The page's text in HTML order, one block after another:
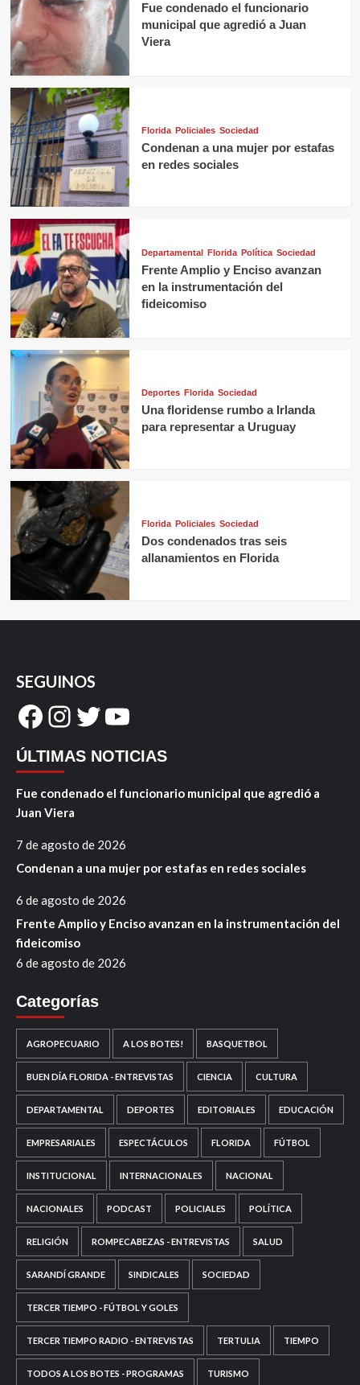
Fue condenado el funcionario
municipal que agredió a Juan
Viera
Florida Policiales Sociedad
Condenan a una mujer por estafas
en redes sociales
Departamental Florida Política Sociedad
Frente Amplio y Enciso avanzan
en la instrumentación del
fideicomiso
Deportes Florida Sociedad
Una floridense rumbo a Irlanda
para representar a Uruguay
Florida Policiales Sociedad
Dos condenados tras seis
allanamientos en Florida
SEGUINOS
Facebook
Instagram
Twitter
YouTube
ÚLTIMAS NOTICIAS
Fue condenado el funcionario municipal que agredió a
Juan Viera
7 de agosto de 2026
Condenan a una mujer por estafas en redes sociales
6 de agosto de 2026
Frente Amplio y Enciso avanzan en la instrumentación del
fideicomiso
6 de agosto de 2026
Categorías
AGROPECUARIO A LOS BOTES! BASQUETBOL
BUEN DÍA FLORIDA - ENTREVISTAS CIENCIA CULTURA
DEPARTAMENTAL DEPORTES EDITORIALES EDUCACIÓN
EMPRESARIALES ESPECTÁCULOS FLORIDA FÚTBOL
INSTITUCIONAL INTERNACIONALES NACIONAL
NACIONALES PODCAST POLICIALES POLÍTICA
RELIGIÓN ROMPECABEZAS - ENTREVISTAS SALUD
SARANDÍ GRANDE SINDICALES SOCIEDAD
TERCER TIEMPO - FÚTBOL Y GOLES
TERCER TIEMPO RADIO - ENTREVISTAS TERTULIA TIEMPO
TODOS A LOS BOTES - PROGRAMAS TURISMO